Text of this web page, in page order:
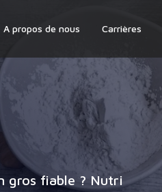
A propos de nous Carrières
gros fiable ? Nutri